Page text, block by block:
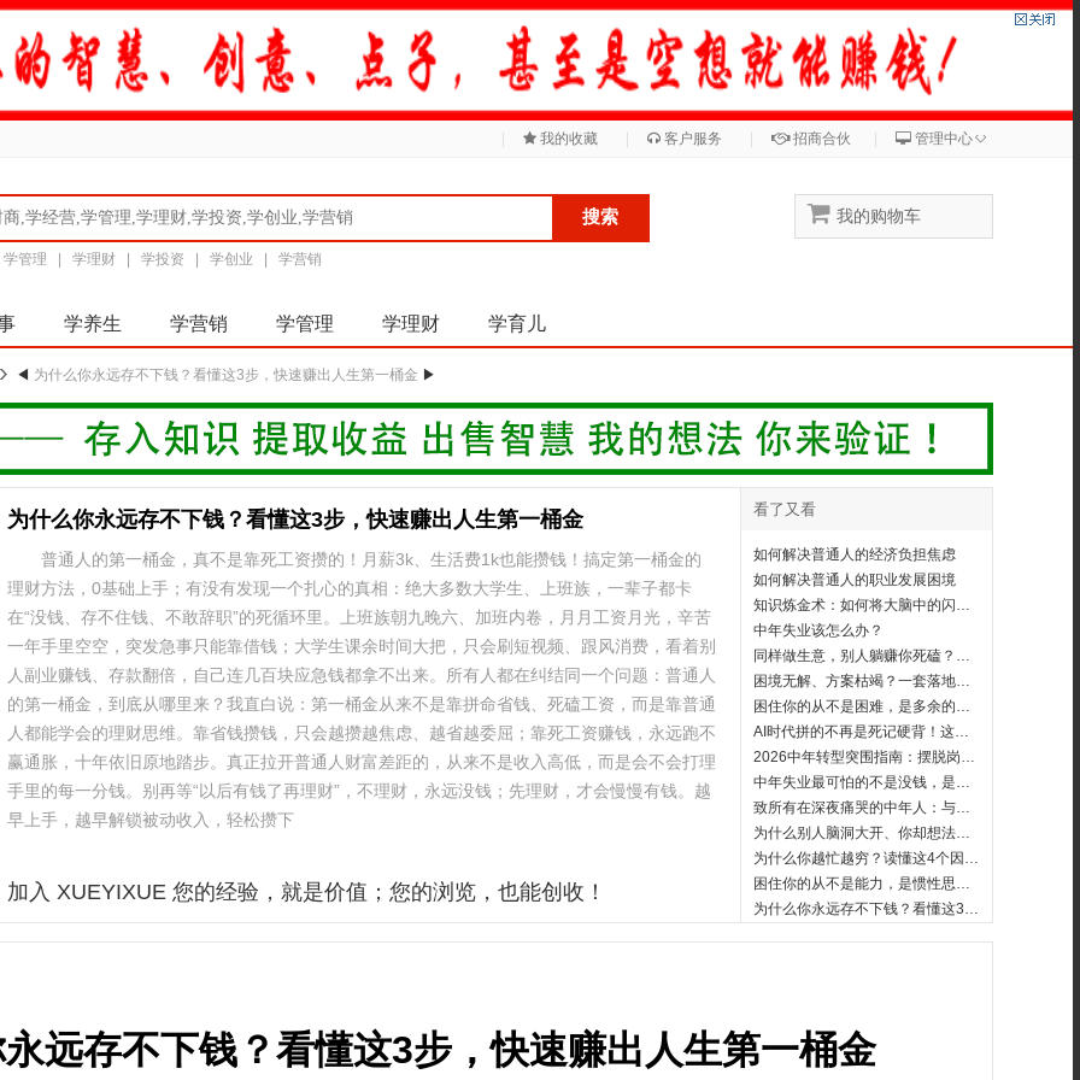
我的收藏 客户服务 招商合伙 管理中心◇
搜索
学管理 学理财 学投资 学创业 学营销
我的购物车
学养生 学营销 学管理 学理财 学育儿
◀ 为什么你永远存不下钱？看懂这3步，快速赚出人生第一桶金 ▶
为什么你永远存不下钱？看懂这3步，快速赚出人生第一桶金
普通人的第一桶金，真不是靠死工资攒的！月薪3k、生活费1k也能攒钱！搞定第一桶金的
理财方法，0基础上手；有没有发现一个扎心的真相：绝大多数大学生、上班族，一辈子都卡
在“没钱、存不住钱、不敢辞职”的死循环里。上班族朝九晚六、加班内卷，月月工资月光，辛苦
一年手里空空，突发急事只能靠借钱；大学生课余时间大把，只会刷短视频、跟风消费，看着别
人副业赚钱、存款翻倍，自己连几百块应急钱都拿不出来。所有人都在纠结同一个问题：普通人
的第一桶金，到底从哪里来？我直白说：第一桶金从来不是靠拼命省钱、死磕工资，而是靠普通
人都能学会的理财思维。靠省钱攒钱，只会越攒越焦虑、越省越委屈；靠死工资赚钱，永远跑不
赢通胀，十年依旧原地踏步。真正拉开普通人财富差距的，从来不是收入高低，而是会不会打理
手里的每一分钱。别再等“以后有钱了再理财”，不理财，永远没钱；先理财，才会慢慢有钱。越
早上手，越早解锁被动收入，轻松攒下
加入 XUEYIXUE 您的经验，就是价值；您的浏览，也能创收！
看了又看
如何解决普通人的经济负担焦虑
如何解决普通人的职业发展困境
知识炼金术：如何将大脑中的闪电兑换成真金白银
中年失业该怎么办？
同样做生意，别人躺赚你死磕？差距从来不是能力，是有没有赚钱系统
困境无解、方案枯竭？一套落地水平思考法，专治职场僵局
困住你的从不是困难，是多余的内耗！删繁就简法，普通人快速翻盘
AI时代拼的不再是死记硬背！这项思维能力，才是你的核心底气
2026中年转型突围指南：摆脱岗位依赖，构建稳定收入闭环
中年失业最可怕的不是没钱，是你还在瞎熬！聪明人都靠这4步跳出死局
致所有在深夜痛哭的中年人：与其焦虑，不如看完这篇“绝地反击”的实操手册
为什么别人脑洞大开、你却想法枯竭？差距就在这5个微习惯
为什么你越忙越穷？读懂这4个因果推断方法，从此精准拿结果
困住你的从不是能力，是惯性思维！因果逆向法，3步解锁全新破局思路
为什么你永远存不下钱？看懂这3步，快速赚出人生第一桶金
远存不下钱？看懂这3步，快速赚出人生第一桶金